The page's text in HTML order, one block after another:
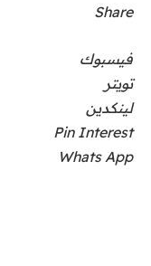
Share
فيسبوك
تويتر
لينكدين
Pin Interest
Whats App